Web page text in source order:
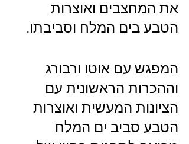
את המחצבים ואוצרות
הטבע בים המלח וסביבתו.
המפגש עם אוטו ורבורג
וההכרות הראשונית עם
הציונות המעשית ואוצרות
הטבע סביב ים המלח